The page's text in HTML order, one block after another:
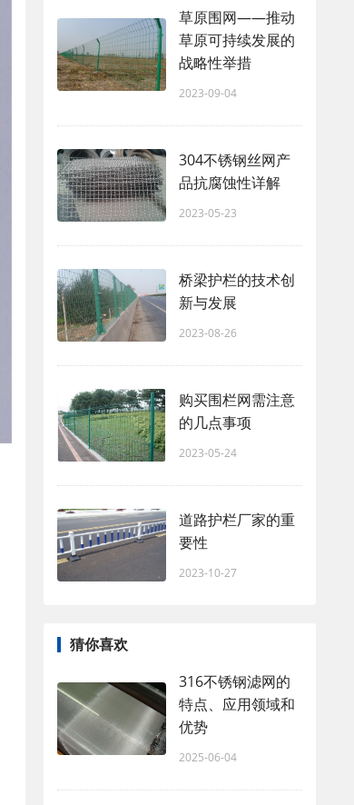
草原围网——推动
草原可持续发展的
战略性举措
2023-09-04
304不锈钢丝网产
品抗腐蚀性详解
2023-05-23
桥梁护栏的技术创
新与发展
2023-08-26
购买围栏网需注意
的几点事项
2023-05-24
道路护栏厂家的重
要性
2023-10-27
猜你喜欢
316不锈钢滤网的
特点、应用领域和
优势
2025-06-04